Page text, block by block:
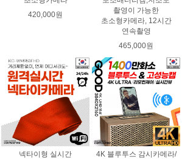
420,000원
촬영이 가능한
초소형카메라, 12시간
연속촬영
465,000원
넥타이형 실시간
4K 블루투스 감시카메라/